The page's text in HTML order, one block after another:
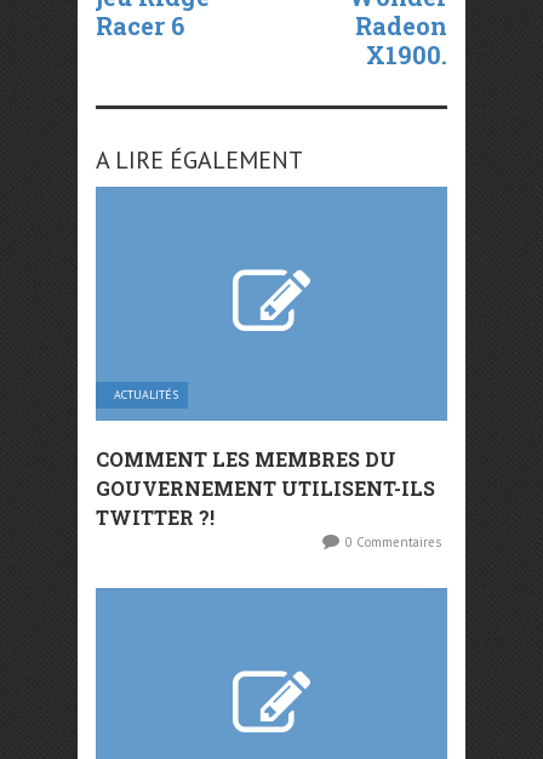
Racer 6
Radeon
X1900.
A LIRE ÉGALEMENT
ACTUALITÉS
COMMENT LES MEMBRES DU
GOUVERNEMENT UTILISENT-ILS
TWITTER ?!
0 Commentaires